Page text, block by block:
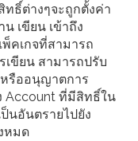
ทธิ์ต่างๆจะถูกตั้งค่า
เขียน เข้าถึง
คเกจที่สามารถ
เขียน สามารถปรับ
รืออนุญาตการ
Account ที่มีสิทธิ์ใน
นอันตรายไปยัง
หมด